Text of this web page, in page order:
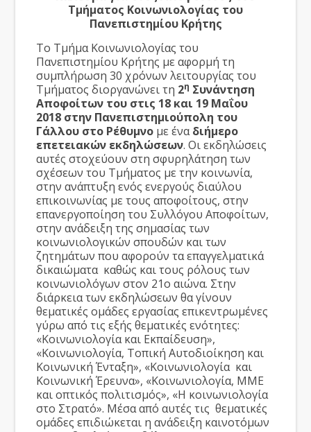
Τμήματος Κοινωνιολογίας του
Πανεπιστημίου Κρήτης
Το Τμήμα Κοινωνιολογίας του
Πανεπιστημίου Κρήτης με αφορμή τη
συμπλήρωση 30 χρόνων λειτουργίας του
Τμήματος διοργανώνει τη 2η Συνάντηση
Αποφοίτων του στις 18 και 19 Μαΐου
2018 στην Πανεπιστημιούπολη του
Γάλλου στο Ρέθυμνο με έναδιήμερο
επετειακών εκδηλώσεων. Οι εκδηλώσεις
αυτές στοχεύουν στη σφυρηλάτηση των
σχέσεων του Τμήματος με την κοινωνία,
στην ανάπτυξη ενός ενεργούς διαύλου
επικοινωνίας με τους αποφοίτους, στην
επανεργοποίηση του Συλλόγου Αποφοίτων,
στην ανάδειξη της σημασίας των
κοινωνιολογικών σπουδών και των
ζητημάτων που αφορούν τα επαγγελματικά
δικαιώματα καθώς και τους ρόλους των
κοινωνιολόγων στον 21ο αιώνα. Στην
διάρκεια των εκδηλώσεων θα γίνουν
θεματικές ομάδες εργασίας επικεντρωμένες
γύρω από τις εξής θεματικές ενότητες:
«Κοινωνιολογία και Εκπαίδευση»,
«Κοινωνιολογία, Τοπική Αυτοδιοίκηση και
Κοινωνική Ένταξη», «Κοινωνιολογία και
Κοινωνική Έρευνα», «Κοινωνιολογία, ΜΜΕ
και οπτικός πολιτισμός», «Η κοινωνιολογία
στο Στρατό». Μέσα από αυτές τις θεματικές
ομάδες επιδιώκεται η ανάδειξη καινοτόμων